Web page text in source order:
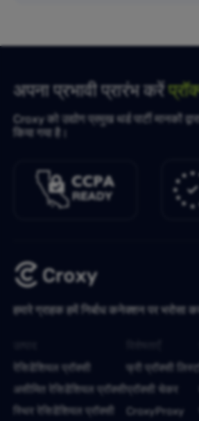
अपना प्रभावी प्रारंभ करें
Croxy को उद्योग प्रमुख थर्ड पार्टी मानकों
किया गया है।
हमारे ग्राहक हमें निर्बाध कनेक्शन पर भरोसा
रेसिडेंशियल प्रॉक्सी
असीमित रेसिडेंशियल प्रॉक्सी
स्थिर रेसिडेंशियल प्रॉक्सी
फ्री प्रॉक्सी लिस्ट
प्रॉक्सी चेकर
CroxyProxy